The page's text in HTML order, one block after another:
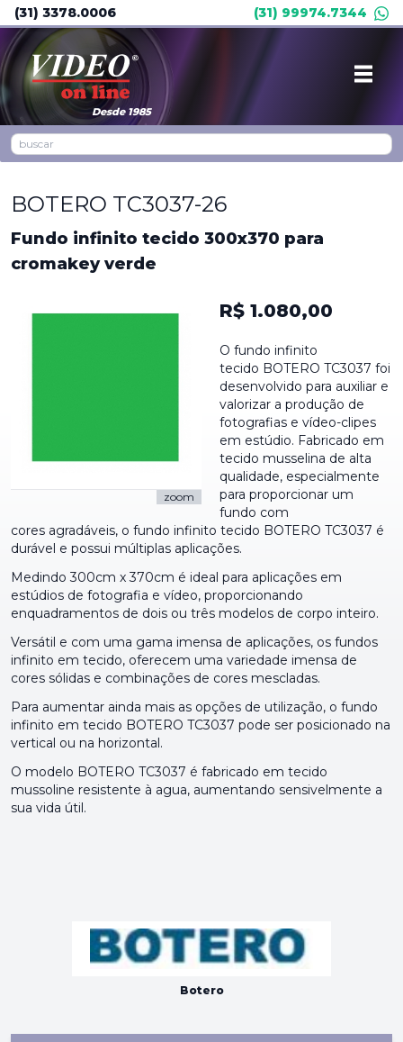
(31) 3378.0006 (31) 99974.7344
Desde 1985
BOTERO TC3037-26
Fundo infinito tecido 300x370 para
cromakey verde
zoom
R$ 1.080,00
O fundo infinito
tecido BOTERO TC3037 foi
desenvolvido para auxiliar e
valorizar a produção de
fotografias e vídeo-clipes
em estúdio. Fabricado em
tecido musselina de alta
qualidade, especialmente
para proporcionar um
fundo com
cores agradáveis, o fundo infinito tecido BOTERO TC3037 é
durável e possui múltiplas aplicações.
Medindo 300cm x 370cm é ideal para aplicações em
estúdios de fotografia e vídeo, proporcionando
enquadramentos de dois ou três modelos de corpo inteiro.
Versátil e com uma gama imensa de aplicações, os fundos
infinito em tecido, oferecem uma variedade imensa de
cores sólidas e combinações de cores mescladas.
Para aumentar ainda mais as opções de utilização, o fundo
infinito em tecido BOTERO TC3037 pode ser posicionado na
vertical ou na horizontal.
O modelo BOTERO TC3037 é fabricado em tecido
mussoline resistente à agua, aumentando sensivelmente a
sua vida útil.
Botero